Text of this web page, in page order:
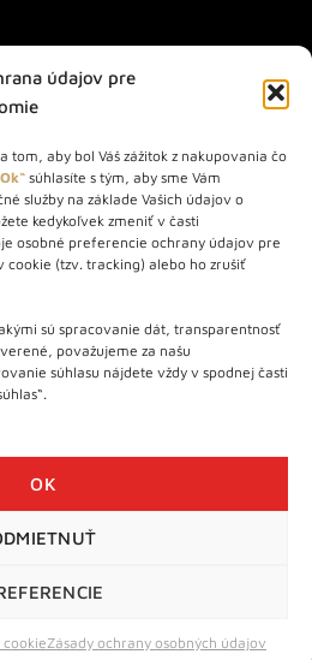
údajov pre
tom, aby bol Váš zážitok z nakupovania čo
súhlasíte s tým, aby sme Vám
služby na základe Vašich údajov o
kedykoľvek zmeniť v časti
osobné preferencie ochrany údajov pre
cookie (tzv. tracking) alebo ho zrušiť
sú spracovanie dát, transparentnosť
považujeme za našu
súhlasu nájdete vždy v spodnej časti
OK
Zásady ochrany osobných údajov
destilátmi od roku 2010. Na našej
viac ako 1000+ značkových
879
B, Bratislava 841 06
info@wineexpert.sk
a podmienkami používania